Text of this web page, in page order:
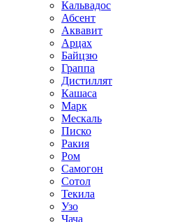
Кальвадос
Абсент
Аквавит
Арцах
Байцзю
Граппа
Дистиллят
Кашаса
Марк
Мескаль
Писко
Ракия
Ром
Самогон
Сотол
Текила
Узо
Чача